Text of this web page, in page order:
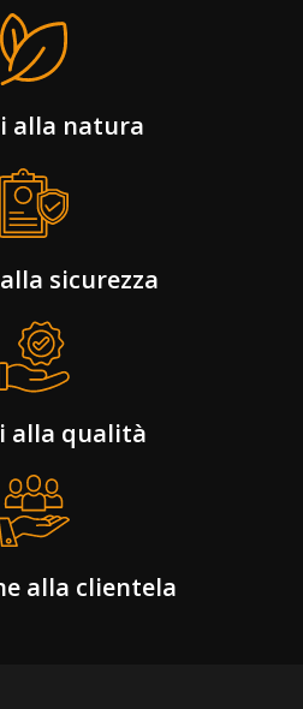
alla natura
sicurezza
alla qualità
alla clientela